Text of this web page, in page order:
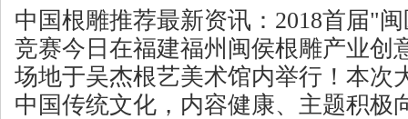
中国根雕推荐最新资讯：2018首届"
竞赛今日在福建福州闽侯根雕产业创
场地于吴杰根艺美术馆内举行！本次
中国传统文化，内容健康、主题积极